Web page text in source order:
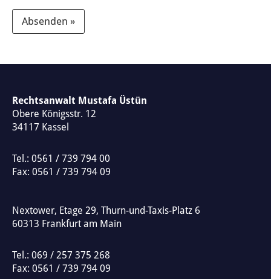
Absenden »
e
r
n
t
v
e
Rechtsanwalt Mustafa Üstün
Obere Königsstr. 12
34117 Kassel
Tel.: 0561 / 739 794 00
Fax: 0561 / 739 794 09
Nextower, Etage 29, Thurn-und-Taxis-Platz 6
60313 Frankfurt am Main
Tel.: 069 / 257 375 268
Fax: 0561 / 739 794 09